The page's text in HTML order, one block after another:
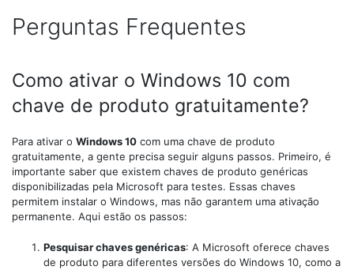
Perguntas Frequentes
Como ativar o Windows 10 com
chave de produto gratuitamente?
Para ativar o Windows 10 com uma chave de produto
gratuitamente, a gente precisa seguir alguns passos. Primeiro, é
importante saber que existem chaves de produto genéricas
disponibilizadas pela Microsoft para testes. Essas chaves
permitem instalar o Windows, mas não garantem uma ativação
permanente. Aqui estão os passos:
Pesquisar chaves genéricas: A Microsoft oferece chaves
de produto para diferentes versões do Windows 10, como a